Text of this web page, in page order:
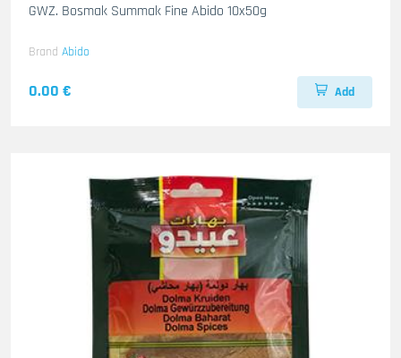
GWZ. Bosmak Summak Fine Abido 10x50g
Brand Abido
0.00 € Add